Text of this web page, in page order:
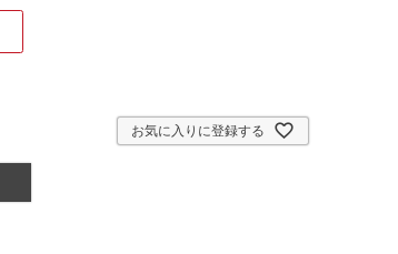
お気に入りに登録する